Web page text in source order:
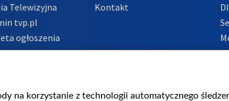
Telewizyjna
tvp.pl
ogłoszenia
o nadawcy
Kontakt
na korzystanie z technologii automatycznego